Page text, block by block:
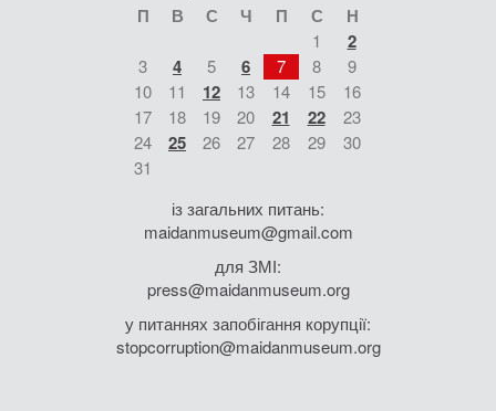
П В С Ч П С Н
1 2
3 4 5 6 7 8
9
10
11 12 13 14 15
16
17
18 19 20 21 22
23
24
25 26 27 28 29
30
31
із загальних питань:
maidanmuseum@gmail.com
для ЗМІ:
press@maidanmuseum.org
у питаннях запобігання корупції:
stopcorruption@maidanmuseum.org